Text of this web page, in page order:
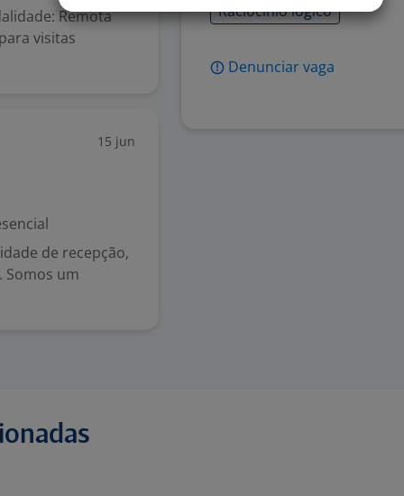
Remota
visitas
15 jun
de recepção,
Somos um
Raciocínio lógico
Denunciar vaga